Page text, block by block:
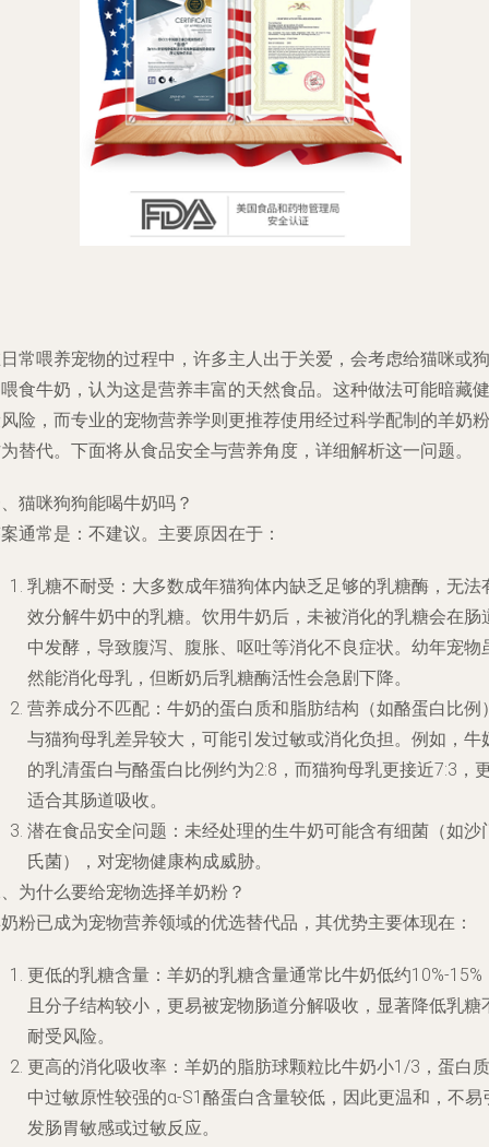
常喂养宠物的过程中，许多主人出于关爱，会考虑给猫咪或狗
食牛奶，认为这是营养丰富的天然食品。这种做法可能暗藏健
险，而专业的宠物营养学则更推荐使用经过科学配制的羊奶粉
替代。下面将从食品安全与营养角度，详细解析这一问题。
猫咪狗狗能喝牛奶吗？
通常是：不建议。主要原因在于：
乳糖不耐受：大多数成年猫狗体内缺乏足够的乳糖酶，无法
效分解牛奶中的乳糖。饮用牛奶后，未被消化的乳糖会在肠
中发酵，导致腹泻、腹胀、呕吐等消化不良症状。幼年宠物
然能消化母乳，但断奶后乳糖酶活性会急剧下降。
营养成分不匹配：牛奶的蛋白质和脂肪结构（如酪蛋白比例
与猫狗母乳差异较大，可能引发过敏或消化负担。例如，牛
的乳清蛋白与酪蛋白比例约为2:8，而猫狗母乳更接近7:3，
适合其肠道吸收。
潜在食品安全问题：未经处理的生牛奶可能含有细菌（如沙
氏菌），对宠物健康构成威胁。
为什么要给宠物选择羊奶粉？
粉已成为宠物营养领域的优选替代品，其优势主要体现在：
更低的乳糖含量：羊奶的乳糖含量通常比牛奶低约10%-15%
且分子结构较小，更易被宠物肠道分解吸收，显著降低乳糖
耐受风险。
更高的消化吸收率：羊奶的脂肪球颗粒比牛奶小1/3，蛋白质
中过敏原性较强的α-S1酪蛋白含量较低，因此更温和，不易
发肠胃敏感或过敏反应。